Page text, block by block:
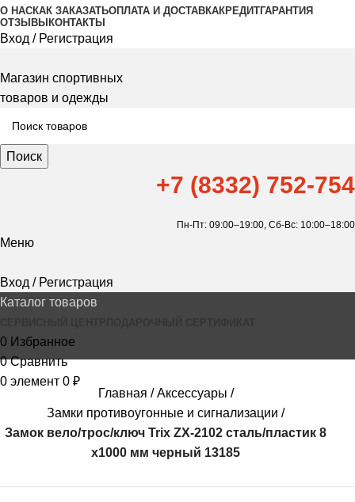
О НАСКАК ЗАКАЗАТЬОПЛАТА И ДОСТАВКАКРЕДИТГАРАНТИЯ
ОТЗЫВЫ КОНТАКТЫ
Вход / Регистрация
Магазин спортивных
товаров и одежды
Поиск
+7 (8332) 752-754
Пн-Пт: 09:00–19:00, Сб-Вс: 10:00–18:00
Меню
Вход / Регистрация
Каталог товаров
0 Избранное
0 Сравнить
0 элемент 0 ₽
Главная
Аксессуары
Замки противоугонные и сигнализации
Замок вело/трос/ключ Trix ZX-2102 сталь/пластик 8
x1000 мм черный 13185